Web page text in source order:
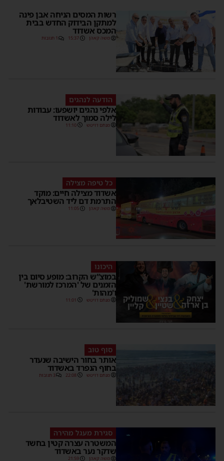
רשות המסים הניחה אבן פינה
למתקן הבידוק החדש בבית
המכס אשדוד
משה קאהן 15:37 1 תגובות
הודעה לנהגים
אלפי נהגים יושפעו: עבודות
לילה סמוך לאשדוד
מנחם דויטש 11:10
כל טיפה מצילה
אשדוד מצילה חיים: מוקד
התרמת דם ליד השטיבלאך
משה קאהן 11:05
היכונו
במוצ”ש הקרוב: מופע סיום בין
הזמנים של 'המרכז למורשת'
ו'מהות'
מנחם דויטש 11:01
סוף טוב
אותר בחור הישיבה שנעדר
בחוף הנפרד באשדוד
מנחם דויטש 22:08 3 תגובות
סגירת מעגל מהירה
המשטרה עצרה קטין בחשד
שדקר נער באשדוד
משה קאהן 21:59